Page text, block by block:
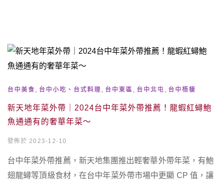
台中美食 台中小吃、台式料理 台中東區 台中北屯 台中梧棲
新天地年菜外帶｜2024台中年菜外帶推薦！龍蝦紅蟳鮑
魚通通有的奢華年菜～
發佈於 2023-12-10
台中年菜外帶推薦，新天地集團推出輕奢華外帶年菜，有鮑
翅龍蟳等頂級食材，在台中年菜外帶市場中更顯 CP 值，讓